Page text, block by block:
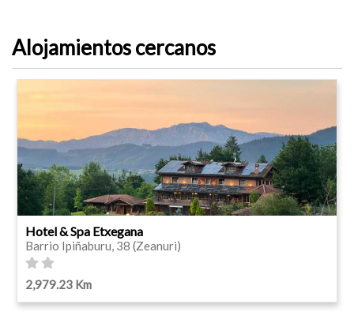
Alojamientos cercanos
Hotel & Spa Etxegana
Barrio Ipiñaburu, 38 (Zeanuri)
2,979.23 Km